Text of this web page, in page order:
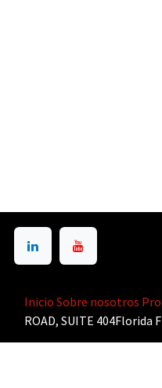
Inicio Sobre nosotros
ROAD, SUITE 404Florida